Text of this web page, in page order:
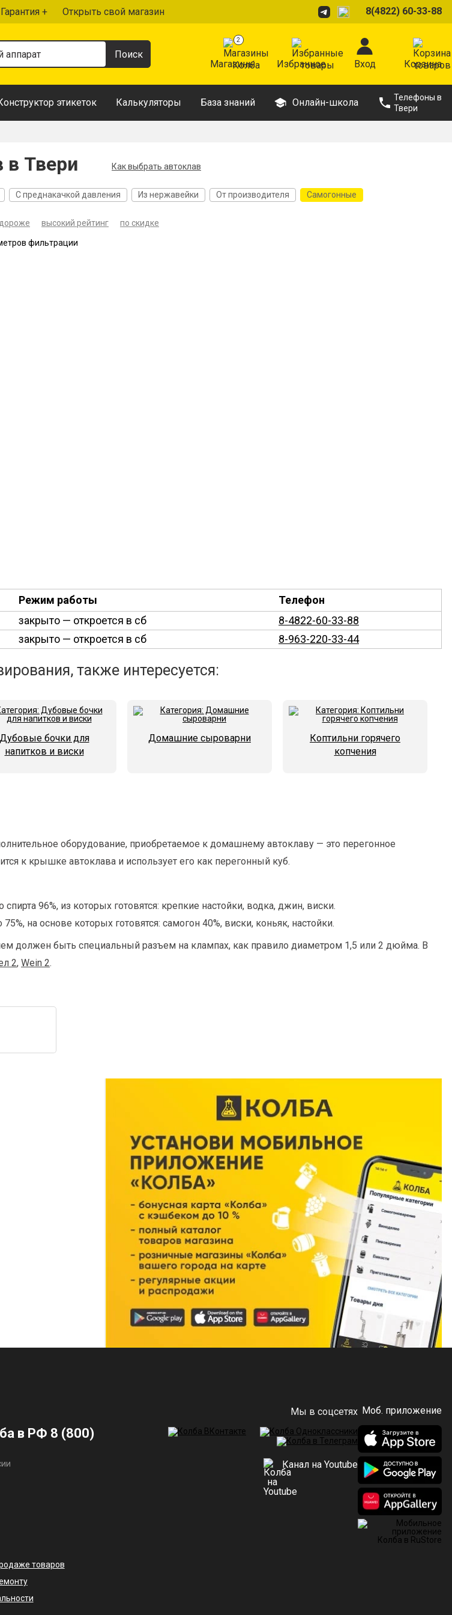
Гарантия + Открыть свой магазин 8(4822) 60-33-88
2
Магазины Избранное Вход Корзина
этикеток Калькуляторы База знаний Онлайн-школа
Телефоны в
Твери
в Твери Как выбрать автоклав
С преднакачкой давления Из нержавейки От производителя Самогонные
высокий рейтинг по скидке
фильтрации
Режим работы
Телефон
закрыто — откроется в сб
8-4822-60-33-88
закрыто — откроется в сб 8-963-220-33-44
также интересуется:
Дубовые бочки для
напитков и виски
Домашние сыроварни
Коптильни горячего
копчения
оборудование, приобретаемое к домашнему автоклаву — это перегонное
к крышке автоклава и использует его как перегонный куб.
96%, из которых готовятся: крепкие настойки, водка, джин, виски.
на основе которых готовятся: самогон 40%, виски, коньяк, настойки.
должен быть специальный разъем на клампах, как правило диаметром 1,5 или 2 дюйма. В
2, Wein 2.
8 (800)
товаров
Мы в соцсетях
Канал на Youtube
Моб. приложение